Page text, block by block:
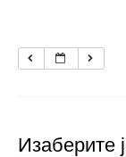
Изаберите